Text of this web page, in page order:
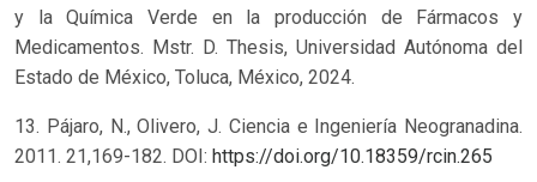
y la Química Verde en la producción de Fármacos y
Medicamentos. Mstr. D. Thesis, Universidad Autónoma del
Estado de México, Toluca, México, 2024.
13. Pájaro, N., Olivero, J. Ciencia e Ingeniería Neogranadina.
2011. 21,169-182. DOI: https://doi.org/10.18359/rcin.265